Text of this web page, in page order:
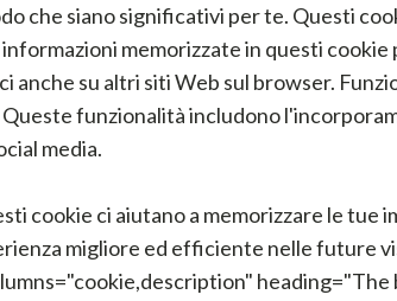
che siano significativi per te. Questi
memorizzate in questi
anche su altri siti Web sul browser.
funzionalità includono
media.
cookie ci aiutano a memorizzare le tue
migliore ed efficiente nelle future